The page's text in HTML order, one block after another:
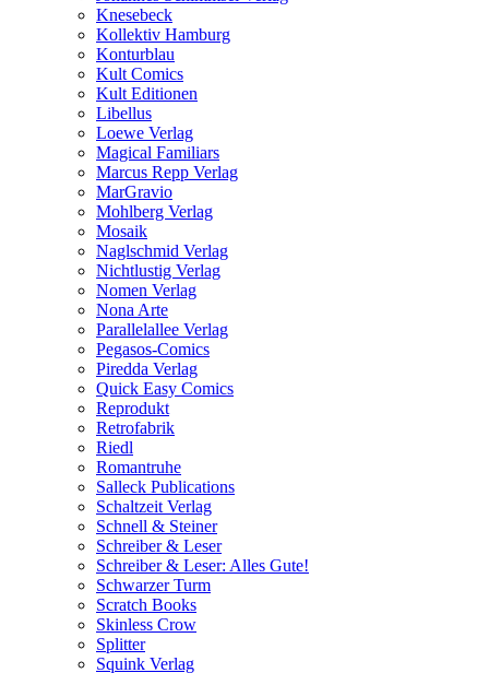
Knesebeck
Kollektiv Hamburg
Konturblau
Kult Comics
Kult Editionen
Libellus
Loewe Verlag
Magical Familiars
Marcus Repp Verlag
MarGravio
Mohlberg Verlag
Mosaik
Naglschmid Verlag
Nichtlustig Verlag
Nomen Verlag
Nona Arte
Parallelallee Verlag
Pegasos-Comics
Piredda Verlag
Quick Easy Comics
Reprodukt
Retrofabrik
Riedl
Romantruhe
Salleck Publications
Schaltzeit Verlag
Schnell & Steiner
Schreiber & Leser
Schreiber & Leser: Alles Gute!
Schwarzer Turm
Scratch Books
Skinless Crow
Splitter
Squink Verlag